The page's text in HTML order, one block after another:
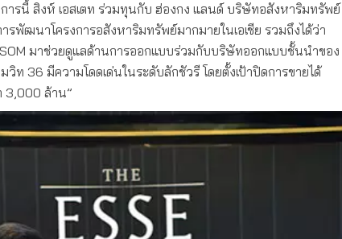
การนี้ สิงห์ เอสเตท ร่วมทุนกับ ฮ่องกง แลนด์ บริษัทอสังหาริมทรัพย์
พัฒนาโครงการอสังหาริมทรัพย์มากมายในเอเชีย รวมถึงได้ว่า
มาช่วยดูแลด้านการออกแบบร่วมกับบริษัทออกแบบชั้นนำของ
มวิท 36 มีความโดดเด่นในระดับลักชัวรี โดยตั้งเป้าปิดการขายได้
3,000 ล้าน”